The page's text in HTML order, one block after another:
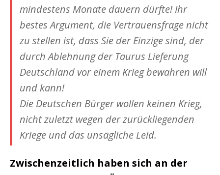
mindestens Monate dauern dürfte! Ihr
bestes Argument, die Vertrauensfrage nicht
zu stellen ist, dass Sie der Einzige sind, der
durch Ablehnung der Taurus Lieferung
Deutschland vor einem Krieg bewahren will
und kann!
Die Deutschen Bürger wollen keinen Krieg,
nicht zuletzt wegen der zurückliegenden
Kriege und das unsägliche Leid.
Zwischenzeitlich haben sich an der